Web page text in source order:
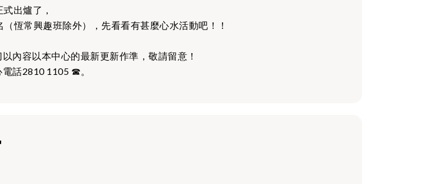
式出爐了，
恆常興趣班除外），先看看有甚麼心水活動吧！！
內容以本中心的最新更新作準，敬請留意！
話2810 1105 ☎。